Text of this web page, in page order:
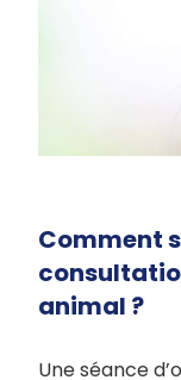
Comment
animal ?
Une séance